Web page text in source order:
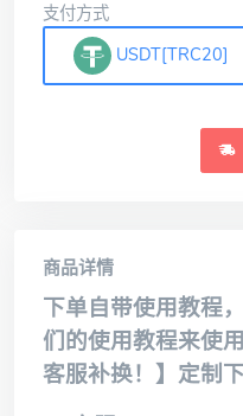
支付方式
USDT[TRC20]
商品详情
下单自带使用教程
们的使用教程来使
客服补换！】定制